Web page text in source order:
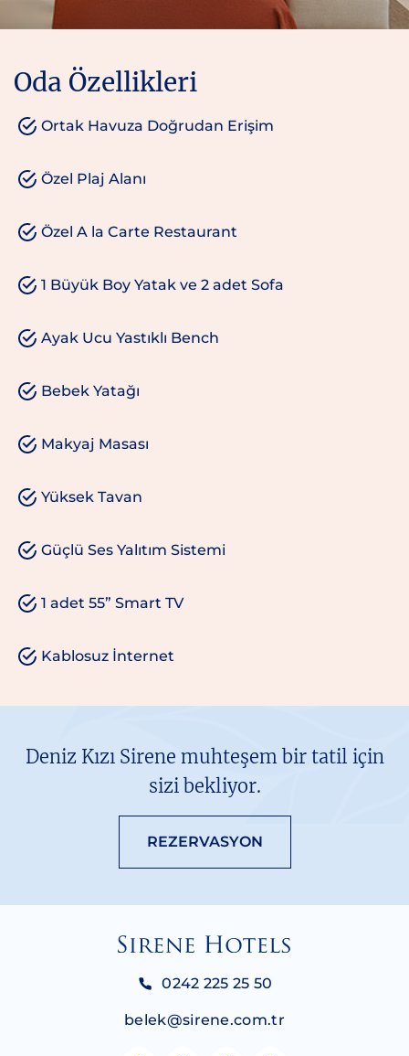
Oda Özellikleri
Ortak Havuza Doğrudan Erişim
Özel Plaj Alanı
Özel A la Carte Restaurant
1 Büyük Boy Yatak ve 2 adet Sofa
Ayak Ucu Yastıklı Bench
Bebek Yatağı
Makyaj Masası
Yüksek Tavan
Güçlü Ses Yalıtım Sistemi
1 adet 55” Smart TV
Kablosuz İnternet
Deniz Kızı Sirene muhteşem bir tatil için
sizi bekliyor.
REZERVASYON
0242 225 25 50
belek@sirene.com.tr